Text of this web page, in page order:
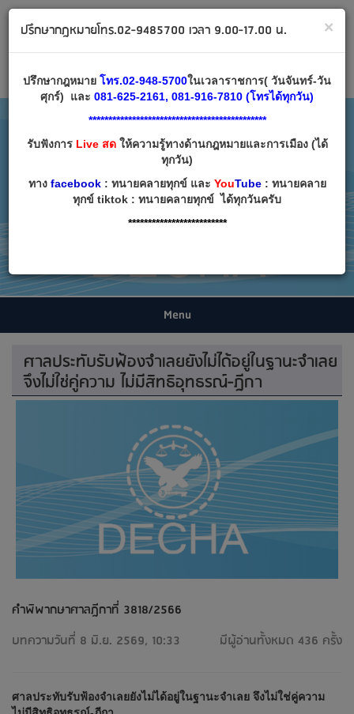
Email:decha007@decha.com
เข้าสู่ระบบ สมัครสมาชิก
Menu
ศาลประทับรับฟ้องจำเลยยังไม่ได้อยู่ในฐานะจำเลย
จึงไม่ใช่คู่ความ ไม่มีสิทธิอุทธรณ์-ฎีกา
คำพิพากษาศาลฎีกาที่ 3818/2566
บทความวันที่ 8 มิ.ย. 2569, 10:33
มีผู้อ่านทั้งหมด 436 ครั้ง
ศาลประทับรับฟ้องจำเลยยังไม่ได้อยู่ในฐานะจำเลย จึงไม่ใช่คู่ความ
×
ปรึกษากฎหมายโทร.02-9485700 เวลา 9.00-17.00 น.
ปรึกษากฎหมาย โทร.02-948-5700ในเวลาราชการ( วันจันทร์-วัน
ศุกร์) และ 081-625-2161, 081-916-7810 (โทรได้ทุกวัน)
*********************************************
รับฟังการLive สดให้ความรู้ทางด้านกฎหมายและการเมือง (ได้
ทุกวัน)
ทาง facebook: ทนายคลายทุกข์ และ YouTube: ทนายคลาย
ทุกข์ tiktok : ทนายคลายทุกข์ ได้ทุกวันครับ
*************************